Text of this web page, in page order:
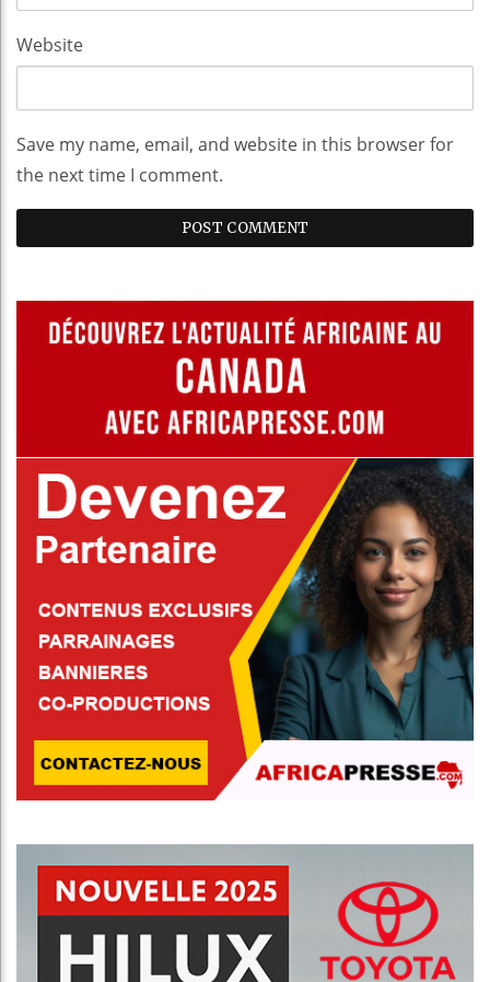
Website
Save my name, email, and website in this browser for
the next time I comment.